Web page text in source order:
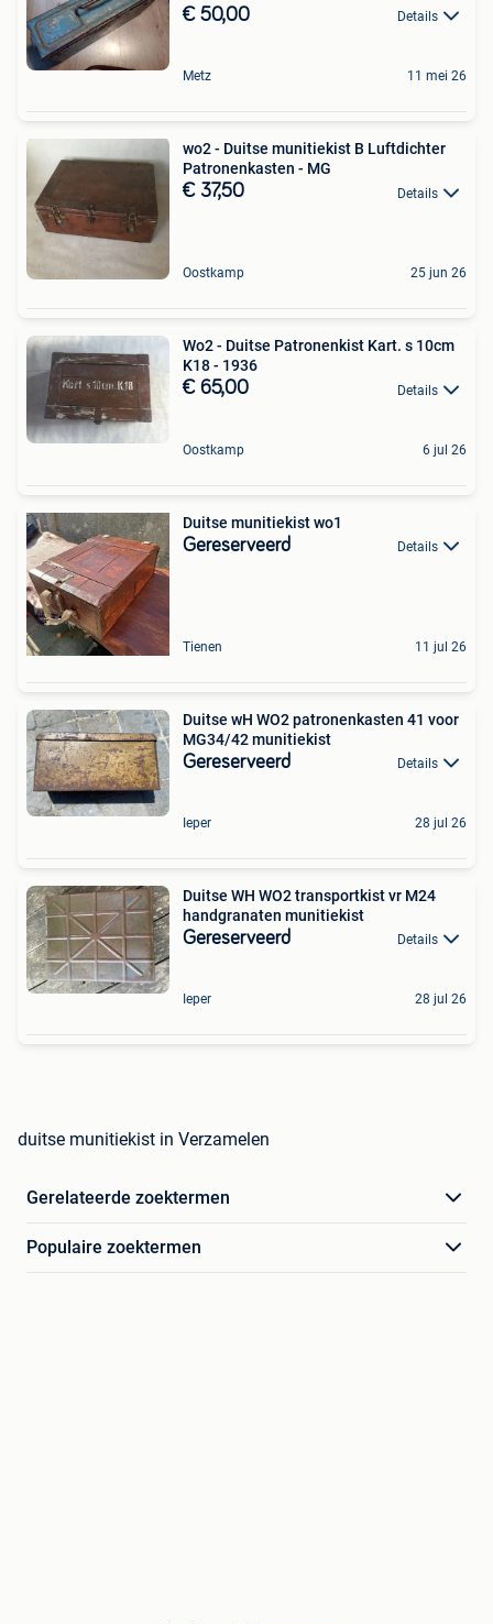
€ 50,00 Details
Metz 11 mei 26
wo2 - Duitse munitiekist B Luftdichter
Patronenkasten - MG
€ 37,50 Details
Oostkamp 25 jun 26
Wo2 - Duitse Patronenkist Kart. s 10cm
K18 - 1936
€ 65,00 Details
Oostkamp 6 jul 26
Duitse munitiekist wo1
Gereserveerd Details
Tienen 11 jul 26
Duitse wH WO2 patronenkasten 41 voor
MG34/42 munitiekist
Gereserveerd Details
Ieper 28 jul 26
Duitse WH WO2 transportkist vr M24
handgranaten munitiekist
Gereserveerd Details
Ieper 28 jul 26
duitse munitiekist in Verzamelen
Gerelateerde zoektermen
Populaire zoektermen